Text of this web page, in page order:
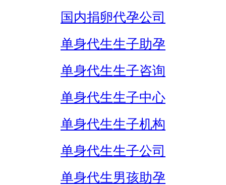
国内捐卵代孕公司
单身代生生子助孕
单身代生生子咨询
单身代生生子中心
单身代生生子机构
单身代生生子公司
单身代生男孩助孕